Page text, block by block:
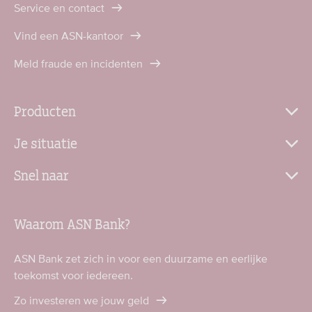
Service en contact
Vind een ASN-kantoor
Meld fraude en incidenten
Producten
Je situatie
Snel naar
Waarom ASN Bank?
ASN Bank zet zich in voor een duurzame en eerlijke
toekomst voor iedereen.
Zo investeren we jouw geld